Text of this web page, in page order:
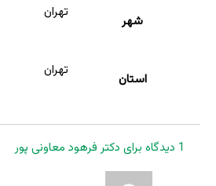
شهر
تهران
استان
تهران
1 دیدگاه برای دکتر فرهود معاونی پور